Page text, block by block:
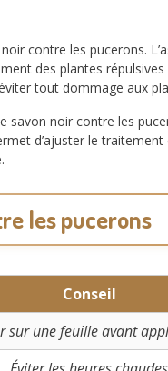
contre les pucerons.
des plantes
tout dommage aux
savon noir contre les
d’ajuster le traitement
les pucerons
Conseil
sur une feuille avant